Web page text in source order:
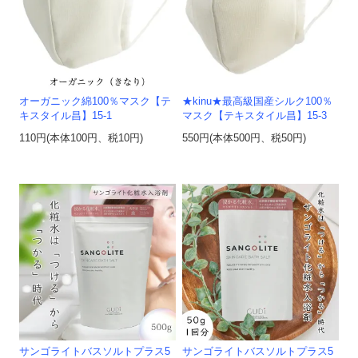
オーガニック綿100％マスク【テ
キスタイル昌】15-1
110円(本体100円、税10円)
★kinu★最高級国産シルク100％
マスク【テキスタイル昌】15-3
550円(本体500円、税50円)
サンゴライトバスソルトプラス5 サンゴライトバスソルトプラス5